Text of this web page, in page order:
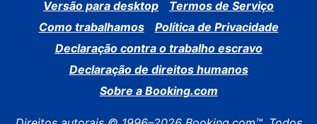
Versão para desktop
Termos de Serviço
Como trabalhamos
Política de Privacidade
Declaração contra o trabalho escravo
Declaração de direitos humanos
Sobre a Booking.com